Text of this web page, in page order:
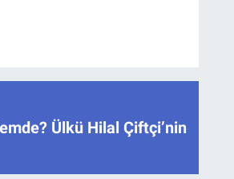
Ülkü Hilal Çiftçi’nin